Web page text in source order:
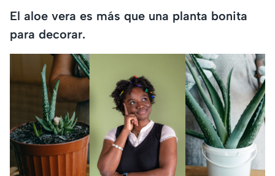
El aloe vera es más que una planta bonita
para decorar.